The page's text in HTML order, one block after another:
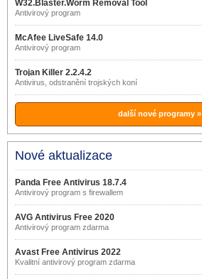
W32.Blaster.Worm Removal Tool
1.0.0
Antivirový program
McAfee LiveSafe 14.0
Antivirový program
Trojan Killer 2.2.4.2
Antivirus, odstranění trojských koní
další nové programy »
Nové aktualizace
Panda Free Antivirus 18.7.4
Antivirový program s firewallem
AVG Antivirus Free 2020
Antivirový program zdarma
Avast Free Antivirus 2022
Kvalitní antivirový program zdarma